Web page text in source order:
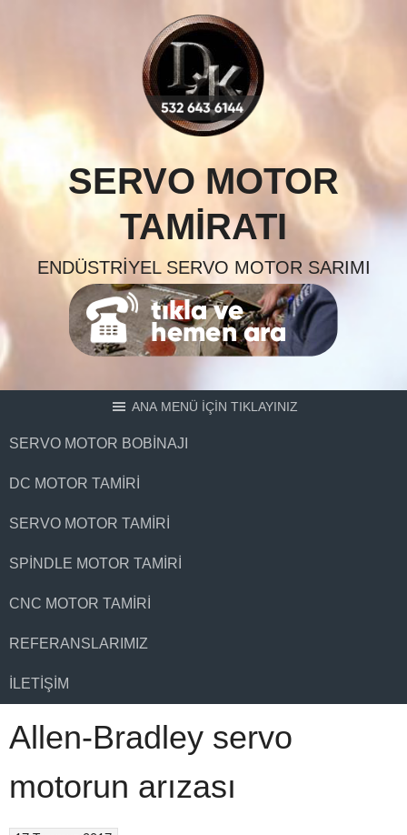
SERVO MOTOR
TAMIRATI
ENDÜSTRIYEL SERVO MOTOR SARIMI
ANA MENÜ İÇİN TIKLAYINIZ
SERVO MOTOR BOBINAJI
DC MOTOR TAMIRI
SERVO MOTOR TAMIRI
SPINDLE MOTOR TAMIRI
CNC MOTOR TAMIRI
REFERANSLARIMIZ
İLETIŞIM
Allen-Bradley servo
motorun arızası